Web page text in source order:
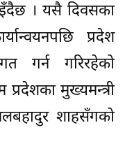
। यसै दिवसका
प्रदेश
गर्न गरिरहेको
मुख्यमन्त्री
शाहसँगको